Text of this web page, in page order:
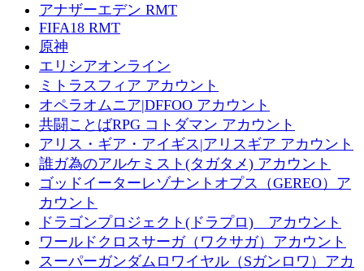
アナザーエデン RMT
FIFA18 RMT
原神
エリシアオンライン
ミトラスフィア アカウント
オペラオムニア|DFFOO アカウント
共闘ことばRPG コトダマン アカウント
アリス・ギア・アイギス|アリスギア アカウント
誰ガ為のアルケミスト(タガタメ) アカウント
ゴッドイーターレゾナントオプス（GEREO）ア
カウント
ドラゴンプロジェクト(ドラプロ) アカウント
ワールドクロスサーガ（ワクサガ）アカウント
スーパーガンダムロワイヤル（Sガンロワ）アカ